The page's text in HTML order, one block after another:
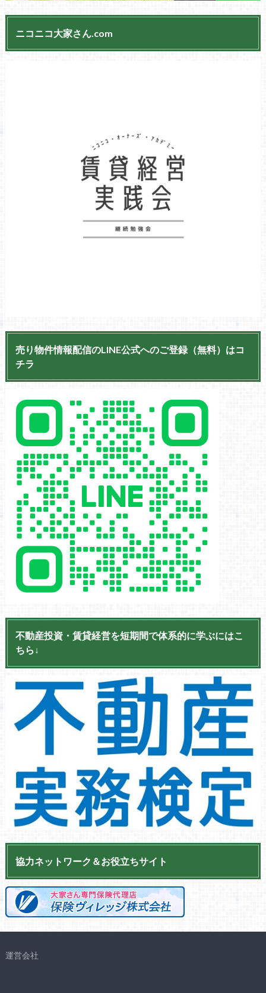
ニコニコ大家さん.com
売り物件情報配信のLINE公式へのご登録（無料）はコ
チラ
不動産投資・賃貸経営を短期間で体系的に学ぶにはこ
ちら↓
協力ネットワーク＆お役立ちサイト
運営会社